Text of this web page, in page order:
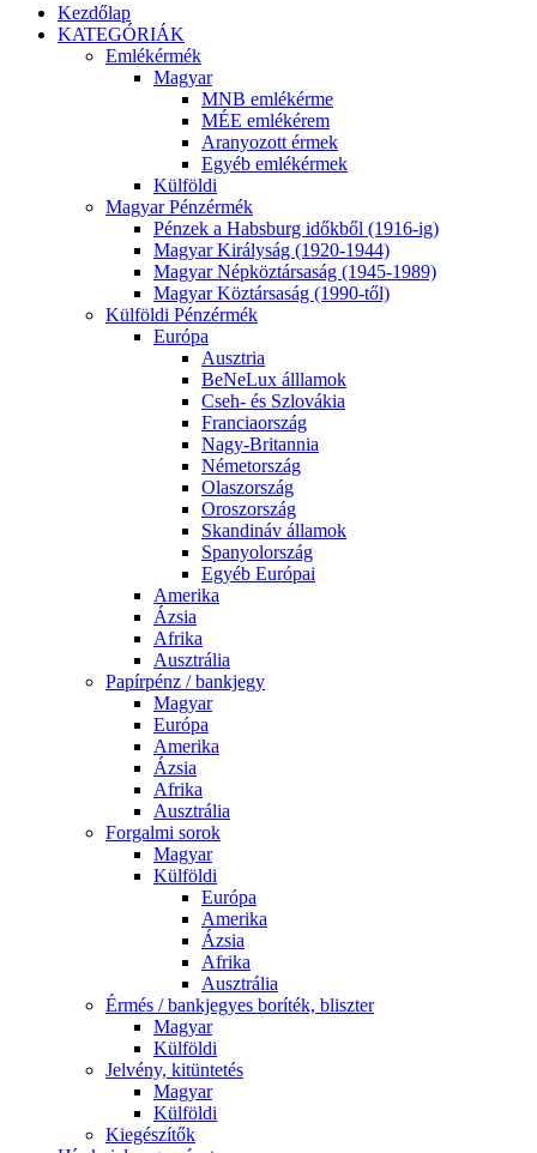
Kezdőlap
KATEGÓRIÁK
Emlékérmék
Magyar
MNB emlékérme
MÉE emlékérem
Aranyozott érmek
Egyéb emlékérmek
Külföldi
Magyar Pénzérmék
Pénzek a Habsburg időkből (1916-ig)
Magyar Királyság (1920-1944)
Magyar Népköztársaság (1945-1989)
Magyar Köztársaság (1990-től)
Külföldi Pénzérmék
Európa
Ausztria
BeNeLux álllamok
Cseh- és Szlovákia
Franciaország
Nagy-Britannia
Németország
Olaszország
Oroszország
Skandináv államok
Spanyolország
Egyéb Európai
Amerika
Ázsia
Afrika
Ausztrália
Papírpénz / bankjegy
Magyar
Európa
Amerika
Ázsia
Afrika
Ausztrália
Forgalmi sorok
Magyar
Külföldi
Európa
Amerika
Ázsia
Afrika
Ausztrália
Érmés / bankjegyes boríték, bliszter
Magyar
Külföldi
Jelvény, kitüntetés
Magyar
Külföldi
Kiegészítők